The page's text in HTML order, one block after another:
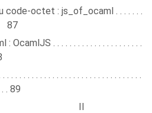
octet : js_of_ocaml . . . . . . .
. 87
. . . . . . . . . . . . . . . . . . . . . .
. . . . . . . . . . . . . . . . . . . . . . . . . . . . . .
. . 89